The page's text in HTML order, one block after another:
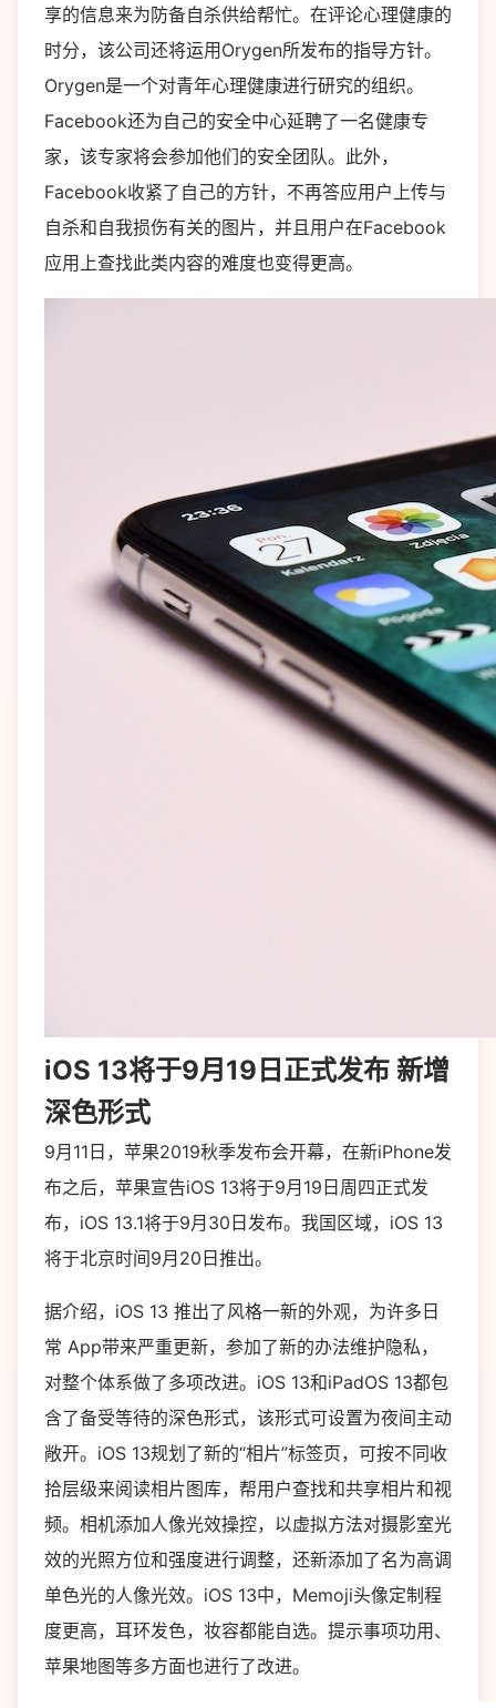
享的信息来为防备自杀供给帮忙。在评论心理健康的
时分，该公司还将运用Orygen所发布的指导方针。
Orygen是一个对青年心理健康进行研究的组织。
Facebook还为自己的安全中心延聘了一名健康专
家，该专家将会参加他们的安全团队。此外，
Facebook收紧了自己的方针，不再答应用户上传与
自杀和自我损伤有关的图片，并且用户在Facebook
应用上查找此类内容的难度也变得更高。
iOS 13将于9月19日正式发布 新增
深色形式
9月11日， 苹果2019秋季发布会开幕，在新iPhone发
布之后，苹果宣告iOS 13将于9月19日周四正式发
布，iOS 13.1将于9月30日发布。我国区域，iOS 13
将于北京时间9月20日推出。
据介绍，iOS 13 推出了风格一新的外观，为许多日
常 App带来严重更新，参加了新的办法维护隐私，
对整个体系做了多项改进。iOS 13和iPadOS 13都包
含了备受等待的深色形式，该形式可设置为夜间主动
敞开。iOS 13规划了新的“相片”标签页，可按不同收
拾层级来阅读相片图库，帮用户查找和共享相片和视
频。相机添加人像光效操控，以虚拟方法对摄影室光
效的光照方位和强度进行调整，还新添加了名为高调
单色光的人像光效。iOS 13中，Memoji头像定制程
度更高，耳环发色，妆容都能自选。提示事项功用、
苹果地图等多方面也进行了改进。